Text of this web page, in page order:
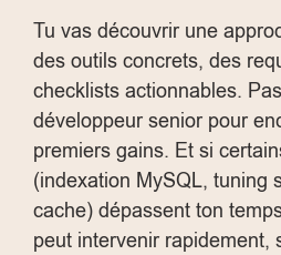
Tu vas découvrir une
des outils concrets, des
checklists actionnables.
développeur senior pour
premiers gains. Et si
(indexation MySQL, tuning
cache) dépassent ton
peut intervenir rapidement,